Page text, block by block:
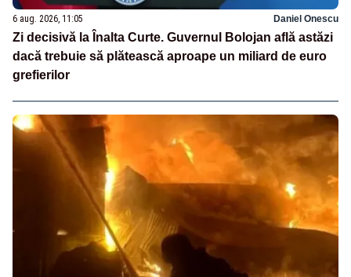
6 aug. 2026, 11:05 Daniel Onescu
Zi decisivă la Înalta Curte. Guvernul Bolojan află astăzi
dacă trebuie să plătească aproape un miliard de euro
grefierilor